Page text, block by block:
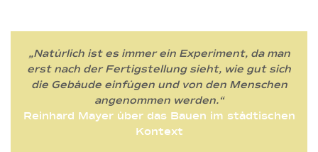
„Natürlich ist es immer ein Experiment, da man
erst nach der Fertigstellung sieht, wie gut sich
die Gebäude einfügen und von den Menschen
angenommen werden.“
Reinhard Mayer über das Bauen im städtischen
Kontext